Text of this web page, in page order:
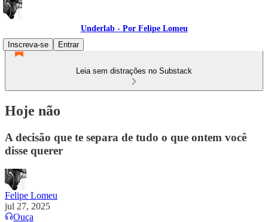
Underlab - Por Felipe Lomeu
Inscreva-se
Entrar
Leia sem distrações no Substack
Hoje não
A decisão que te separa de tudo o que ontem você
disse querer
Felipe Lomeu
jul 27, 2025
Ouça